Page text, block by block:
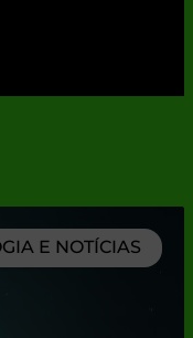
E NOTÍCIAS